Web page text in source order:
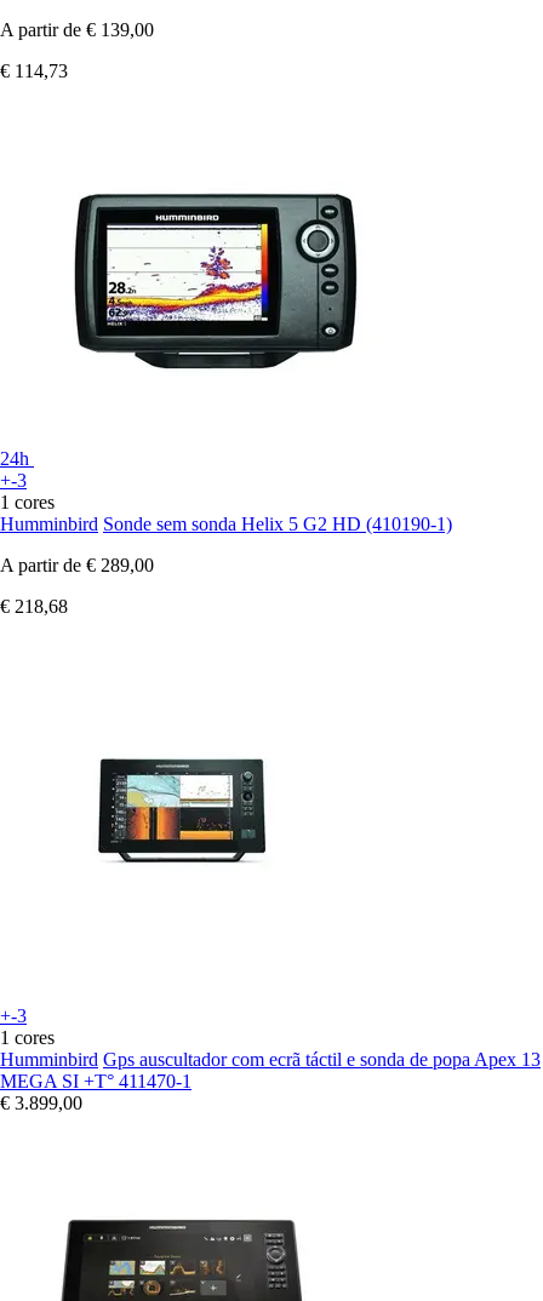
A partir de € 139,00
€ 114,73
24h
+-3
1 cores
Humminbird Sonde sem sonda Helix 5 G2 HD (410190-1)
A partir de € 289,00
€ 218,68
+-3
1 cores
Humminbird Gps auscultador com ecrã táctil e sonda de popa Apex 13
MEGA SI +T° 411470-1
€ 3.899,00